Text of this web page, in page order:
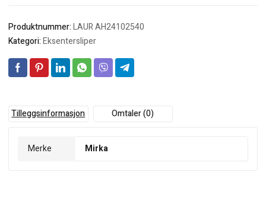
Produktnummer:LAUR AH24102540
Kategori:Eksentersliper
Tilleggsinformasjon Omtaler (0)
Merke Mirka